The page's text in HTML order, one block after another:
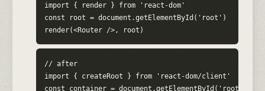
import { render } from 'react-dom'
const root = document.getElementById('root')
render(<Router />, root)
// after
import { createRoot } from 'react-dom/client'
const container = document.getElementById('root')